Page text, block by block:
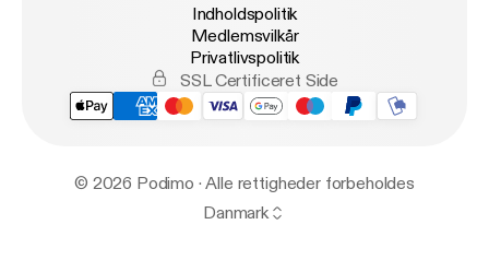
Indholdspolitik
Medlemsvilkår
Privatlivspolitik
SSL Certificeret Side
© 2026 Podimo · Alle rettigheder forbeholdes
Danmark